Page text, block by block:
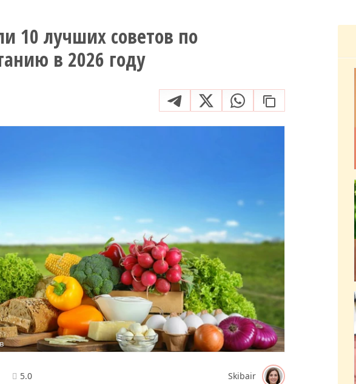
10 лучших советов по
в 2026 году
5.0 Skibair